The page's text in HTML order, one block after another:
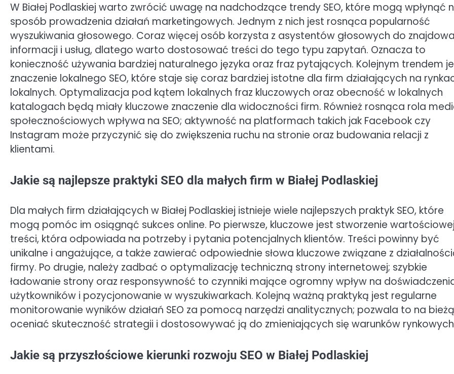
W Białej Podlaskiej warto zwrócić uwagę na nadchodzące trendy SEO, które mogą wpłynąć
sposób prowadzenia działań marketingowych. Jednym z nich jest rosnąca popularność
wyszukiwania głosowego. Coraz więcej osób korzysta z asystentów głosowych do
informacji i usług, dlatego warto dostosować treści do tego typu zapytań. Oznacza to
konieczność używania bardziej naturalnego języka oraz fraz pytających. Kolejnym trendem
znaczenie lokalnego SEO, które staje się coraz bardziej istotne dla firm działających na
lokalnych. Optymalizacja pod kątem lokalnych fraz kluczowych oraz obecność w lokalnych
katalogach będą miały kluczowe znaczenie dla widoczności firm. Również rosnąca rola
społecznościowych wpływa na SEO; aktywność na platformach takich jak Facebook czy
Instagram może przyczynić się do zwiększenia ruchu na stronie oraz budowania relacji z
klientami.
Jakie są najlepsze praktyki SEO dla małych firm w Białej Podlaskiej
Dla małych firm działających w Białej Podlaskiej istnieje wiele najlepszych praktyk SEO, które
mogą pomóc im osiągnąć sukces online. Po pierwsze, kluczowe jest stworzenie wartościowej
treści, która odpowiada na potrzeby i pytania potencjalnych klientów. Treści powinny być
unikalne i angażujące, a także zawierać odpowiednie słowa kluczowe związane z
firmy. Po drugie, należy zadbać o optymalizację techniczną strony internetowej; szybkie
ładowanie strony oraz responsywność to czynniki mające ogromny wpływ na
użytkowników i pozycjonowanie w wyszukiwarkach. Kolejną ważną praktyką jest regularne
monitorowanie wyników działań SEO za pomocą narzędzi analitycznych; pozwala to na
oceniać skuteczność strategii i dostosowywać ją do zmieniających się warunków
Jakie są przyszłościowe kierunki rozwoju SEO w Białej Podlaskiej